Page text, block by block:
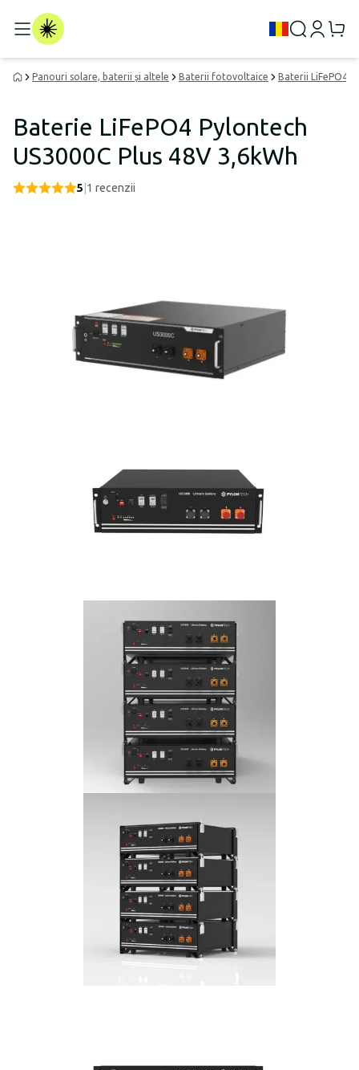
Panouri solare, baterii și altele Baterii fotovoltaice Baterii LiFePO4
Baterie LiFePO4 Pylontech
US3000C Plus 48V 3,6kWh
5 1 recenzii